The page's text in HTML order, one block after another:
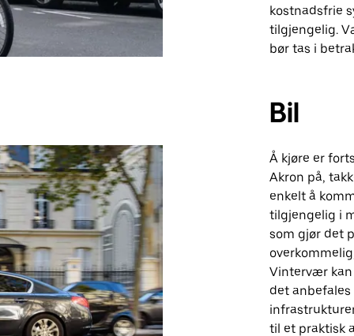
kostnadsfrie
tilgjengelig.
bør tas i
Bil
Å kjøre er
Akron på,
enkelt å
tilgjengelig i
som gjør det
Vintervær kan
det
til et praktisk